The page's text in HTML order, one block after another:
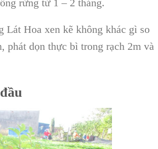
rừng từ 1 – 2 tháng.
Lát Hoa xen kẽ không khác gì so
phát dọn thực bì trong rạch 2m và